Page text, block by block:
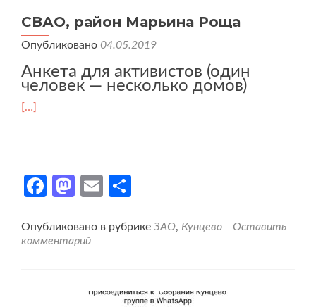
СВАО, район Марьина Роща
Опубликовано 04.05.2019
Анкета для активистов (один
человек — несколько домов)
[…]
Facebook
Mastodon
Email
Опубликовано в рубрике ЗАО, Кунцево
Оставить
комментарий